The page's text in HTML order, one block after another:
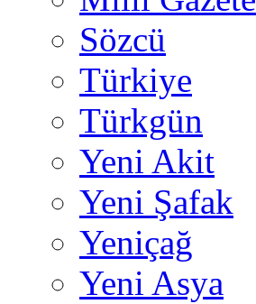
Sözcü
Türkiye
Türkgün
Yeni Akit
Yeni Şafak
Yeniçağ
Yeni Asya